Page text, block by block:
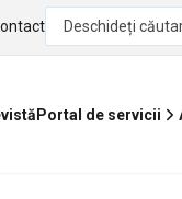
Deschideți
Portal de servicii